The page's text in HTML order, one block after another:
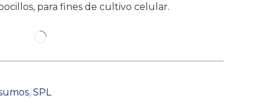
para fines de cultivo celular.
, SPL